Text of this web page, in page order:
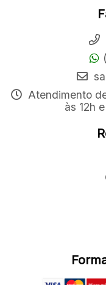
Atendimento
às 12h